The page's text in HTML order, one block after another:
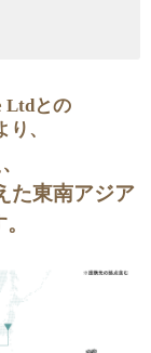
Ltdとの
、
た東南アジア